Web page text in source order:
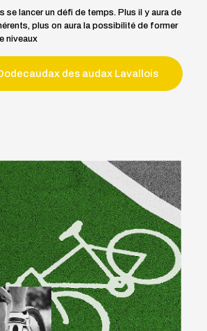
se lancer un défi de temps. Plus il y aura de
plus on aura la possibilité de former
niveaux
des audax Lavallois